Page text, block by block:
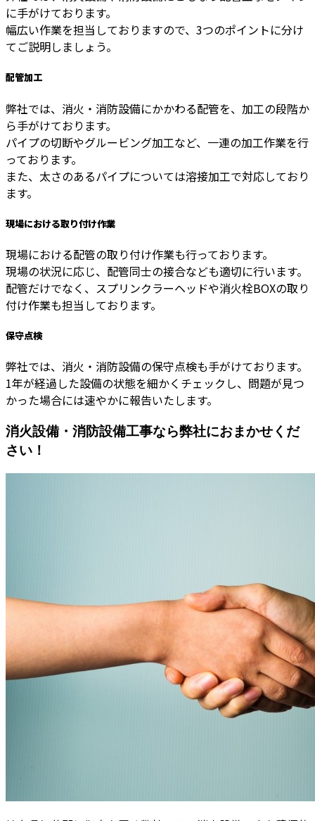
に手がけております。
幅広い作業を担当しておりますので、3つのポイントに分け
てご説明しましょう。
配管加工
弊社では、消火・消防設備にかかわる配管を、加工の段階か
ら手がけております。
パイプの切断やグルービング加工など、一連の加工作業を行
っております。
また、太さのあるパイプについては溶接加工で対応しており
ます。
現場における取り付け作業
現場における配管の取り付け作業も行っております。
現場の状況に応じ、配管同士の接合なども適切に行います。
配管だけでなく、スプリンクラーヘッドや消火栓BOXの取り
付け作業も担当しております。
保守点検
弊社では、消火・消防設備の保守点検も手がけております。
1年が経過した設備の状態を細かくチェックし、問題が見つ
かった場合には速やかに報告いたします。
消火設備・消防設備工事なら弊社におまかせくだ
さい！